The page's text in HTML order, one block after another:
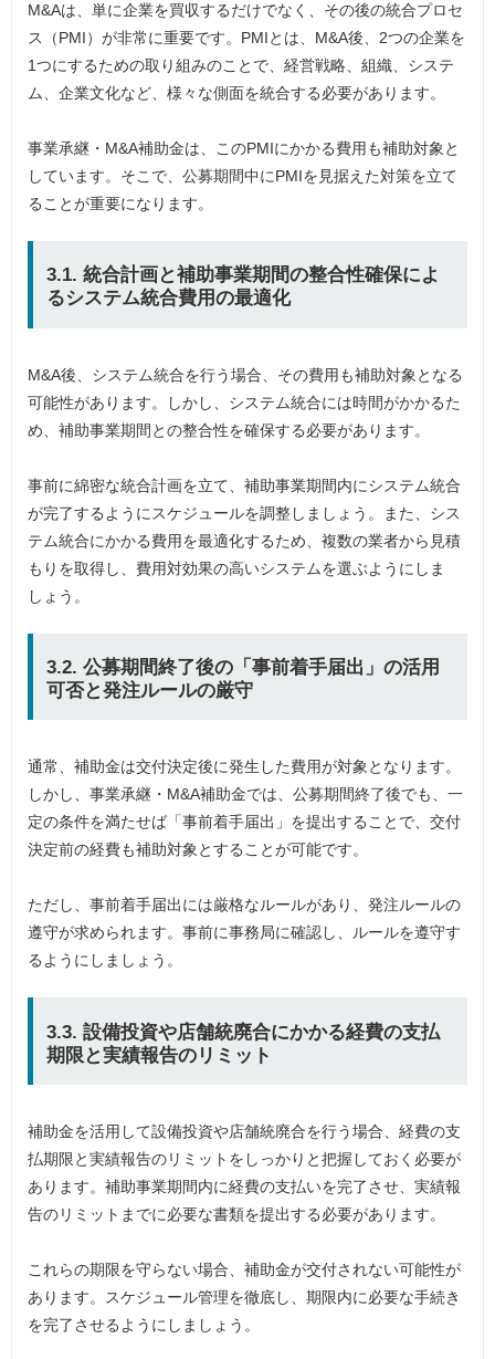
M&Aは、単に企業を買収するだけでなく、その後の統合プロセ
ス（PMI）が非常に重要です。PMIとは、M&A後、2つの企業を
1つにするための取り組みのことで、経営戦略、組織、システ
ム、企業文化など、様々な側面を統合する必要があります。
事業承継・M&A補助金は、このPMIにかかる費用も補助対象と
しています。そこで、公募期間中にPMIを見据えた対策を立て
ることが重要になります。
3.1. 統合計画と補助事業期間の整合性確保によ
るシステム統合費用の最適化
M&A後、システム統合を行う場合、その費用も補助対象となる
可能性があります。しかし、システム統合には時間がかかるた
め、補助事業期間との整合性を確保する必要があります。
事前に綿密な統合計画を立て、補助事業期間内にシステム統合
が完了するようにスケジュールを調整しましょう。また、シス
テム統合にかかる費用を最適化するため、複数の業者から見積
もりを取得し、費用対効果の高いシステムを選ぶようにしま
しょう。
3.2. 公募期間終了後の「事前着手届出」の活用
可否と発注ルールの厳守
通常、補助金は交付決定後に発生した費用が対象となります。
しかし、事業承継・M&A補助金では、公募期間終了後でも、一
定の条件を満たせば「事前着手届出」を提出することで、交付
決定前の経費も補助対象とすることが可能です。
ただし、事前着手届出には厳格なルールがあり、発注ルールの
遵守が求められます。事前に事務局に確認し、ルールを遵守す
るようにしましょう。
3.3. 設備投資や店舗統廃合にかかる経費の支払
期限と実績報告のリミット
補助金を活用して設備投資や店舗統廃合を行う場合、経費の支
払期限と実績報告のリミットをしっかりと把握しておく必要が
あります。補助事業期間内に経費の支払いを完了させ、実績報
告のリミットまでに必要な書類を提出する必要があります。
これらの期限を守らない場合、補助金が交付されない可能性が
あります。スケジュール管理を徹底し、期限内に必要な手続き
を完了させるようにしましょう。